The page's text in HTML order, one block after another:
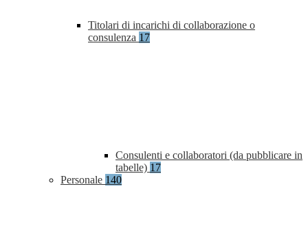
Titolari di incarichi di collaborazione o
consulenza 17
Consulenti e collaboratori (da pubblicare in
tabelle) 17
Personale 140